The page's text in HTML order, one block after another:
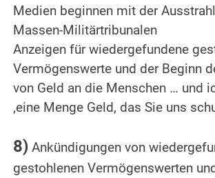
Medien beginnen mit der
Massen-Militärtribunalen
Anzeigen für wiedergefundene
Vermögenswerte und der Beginn
von Geld an die Menschen … und
‚eine Menge Geld, das Sie uns
8) Ankündigungen von
gestohlenen Vermögenswerten